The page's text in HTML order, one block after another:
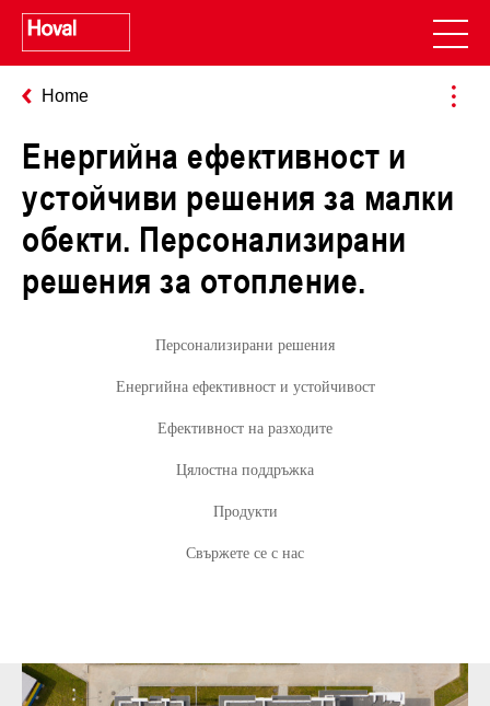
Home
Енергийна ефективност и
устойчиви решения за малки
обекти. Персонализирани
решения за отопление.
Персонализирани решения
Енергийна ефективност и устойчивост
Ефективност на разходите
Цялостна поддръжка
Продукти
Свържете се с нас